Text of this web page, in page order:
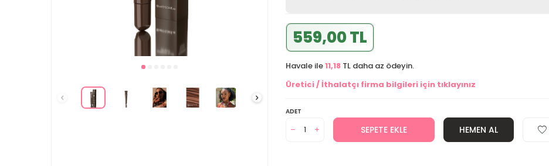
559,00 TL
Havale ile11,18 TL daha az ödeyin.
Üretici / İthalatçı firma bilgileri için tıklayınız
ADET
SEPETE EKLE HEMEN AL